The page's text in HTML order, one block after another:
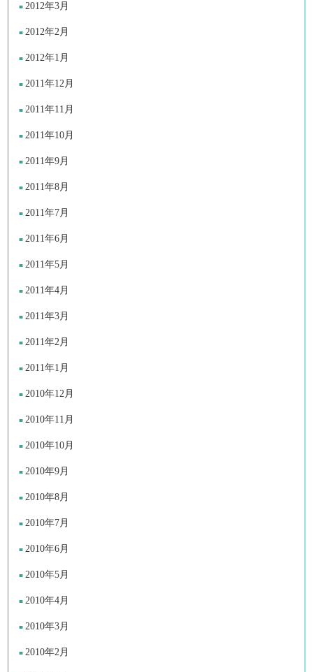
2012年3月
2012年2月
2012年1月
2011年12月
2011年11月
2011年10月
2011年9月
2011年8月
2011年7月
2011年6月
2011年5月
2011年4月
2011年3月
2011年2月
2011年1月
2010年12月
2010年11月
2010年10月
2010年9月
2010年8月
2010年7月
2010年6月
2010年5月
2010年4月
2010年3月
2010年2月